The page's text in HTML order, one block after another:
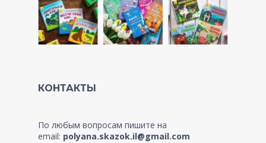
КОНТАКТЫ
По любым вопросам пишите на
email: polyana.skazok.il@gmail.com